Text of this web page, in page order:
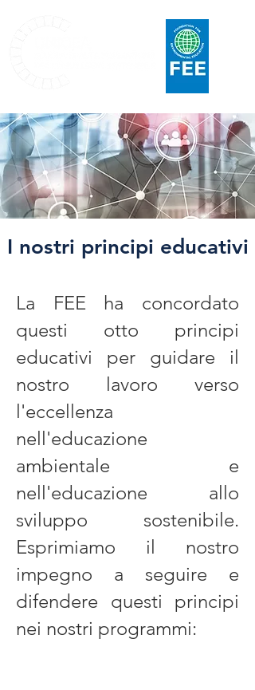
I nostri principi educativi
La FEE ha concordato
questi otto principi
educativi per guidare il
nostro lavoro verso
l'eccellenza
nell'educazione
ambientale e
nell'educazione allo
sviluppo sostenibile.
Esprimiamo il nostro
impegno a seguire e
difendere questi principi
nei nostri programmi: